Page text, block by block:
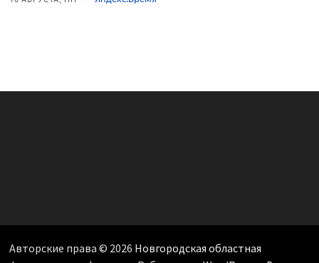
Авторские права © 2026 Новгородская областная